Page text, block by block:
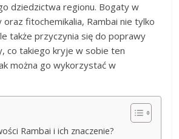
dziedzictwa regionu. Bogaty w
oraz fitochemikalia, Rambai nie tylko
także przyczynia się do poprawy
co takiego kryje w sobie ten
można go wykorzystać w
Rambai i ich znaczenie?